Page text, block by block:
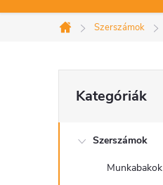
Kezdőlap
Szerszámok
O
l
átugrása
Kategóriák
Szerszámok
Munkabakok